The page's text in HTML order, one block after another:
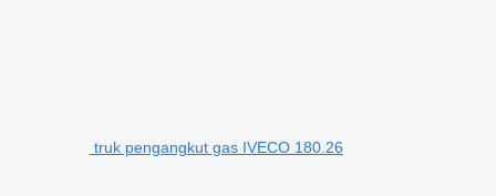
truk pengangkut gas IVECO 180.26